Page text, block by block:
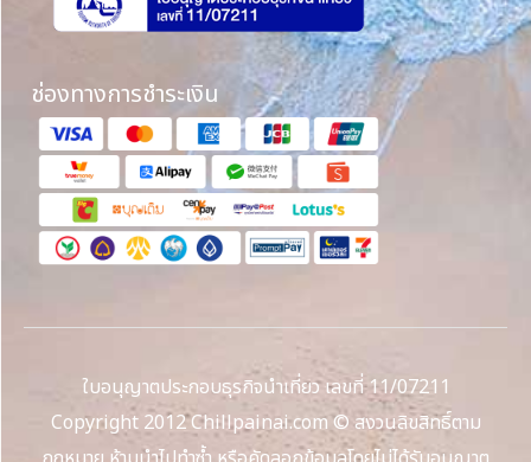
ช่องทางการชำระเงิน
ใบอนุญาตประกอบธุรกิจนำเที่ยว เลขที่ 11/07211
Copyright 2012 Chillpainai.com © สงวนลิขสิทธิ์ตาม